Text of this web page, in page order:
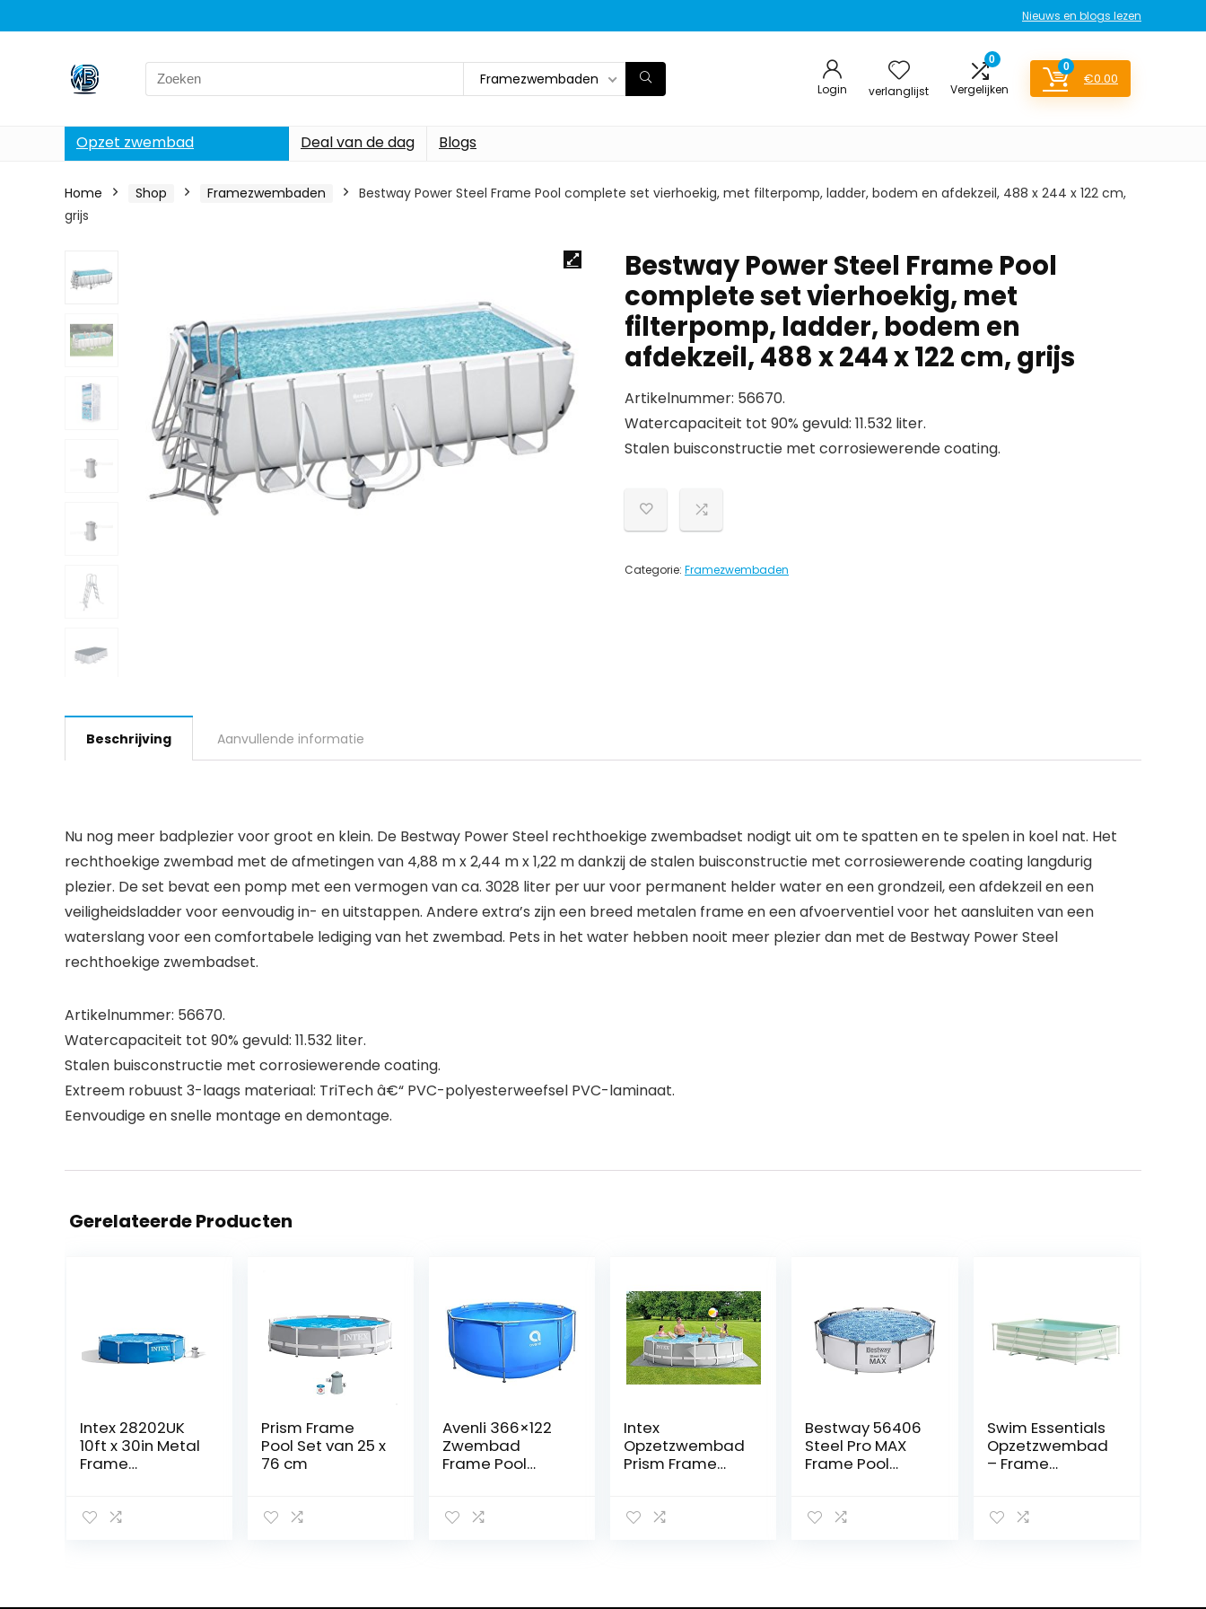
Nieuws en blogs lezen
Search
for:
Framezwembaden
Login verlanglijst
0
Vergelijken
0
€0.00
Opzet zwembad Deal van de dag Blogs
Home Shop Framezwembaden
Bestway Power Steel Frame Pool complete set vierhoekig, met filterpomp, ladder, bodem en afdekzeil, 488 x 244 x 122 cm,
grijs
Bestway Power Steel Frame Pool
complete set vierhoekig, met
filterpomp, ladder, bodem en
afdekzeil, 488 x 244 x 122 cm, grijs
Artikelnummer: 56670.
Watercapaciteit tot 90% gevuld: 11.532 liter.
Stalen buisconstructie met corrosiewerende coating.
Categorie: Framezwembaden
Beschrijving Aanvullende informatie
Nu nog meer badplezier voor groot en klein. De Bestway Power Steel rechthoekige zwembadset nodigt uit om te spatten en te spelen in koel nat. Het
rechthoekige zwembad met de afmetingen van 4,88 m x 2,44 m x 1,22 m dankzij de stalen buisconstructie met corrosiewerende coating langdurig
plezier. De set bevat een pomp met een vermogen van ca. 3028 liter per uur voor permanent helder water en een grondzeil, een afdekzeil en een
veiligheidsladder voor eenvoudig in- en uitstappen. Andere extra’s zijn een breed metalen frame en een afvoerventiel voor het aansluiten van een
waterslang voor een comfortabele lediging van het zwembad. Pets in het water hebben nooit meer plezier dan met de Bestway Power Steel
rechthoekige zwembadset.
Artikelnummer: 56670.
Watercapaciteit tot 90% gevuld: 11.532 liter.
Stalen buisconstructie met corrosiewerende coating.
Extreem robuust 3-laags materiaal: TriTech â€“ PVC-polyesterweefsel PVC-laminaat.
Eenvoudige en snelle montage en demontage.
Gerelateerde Producten
Intex 28202UK
10ft x 30in Metal
Frame
4,485 liters, Blue,
Prism Frame
Pool Set van 25 x
76 cm
Avenli 366×122
Zwembad
Frame Pool
Opzetzwembad
Intex
Opzetzwembad
Prism Frame
Bestway 56406
Steel Pro MAX
Frame Pool
lichtgrijs, rond
Swim Essentials
Opzetzwembad
– Frame
Groen/Wit – 300